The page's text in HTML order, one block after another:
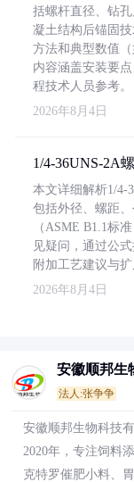
括螺杆直径、钻
凝土结构后锚固
方法和典型数值（
内容涵盖安装要
程技术人员参考。
2026年8月4日
1/4-36UNS-2A
本文详细解析1/4-
包括外径、螺距
（ASME B1.1标
见疑问，通过公
附加工艺建议与扩
2026年8月4日
安徽顺邦生
法人:张争争
安徽顺邦生物科技
2020年，专注饲料
克特罗催肥小料、